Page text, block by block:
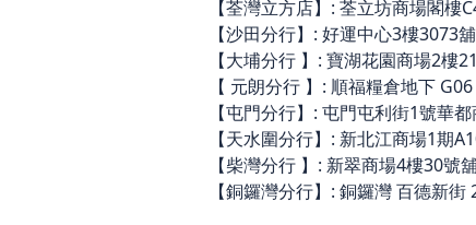
【荃灣立方店】: 荃立坊商場閣樓
【沙田分行】: 好運中心3樓3073
【大埔分行 】: 寶湖花園商場2樓
【 元朗分行 】: 順福糧倉地下
【屯門分行】: 屯門屯利街1號華
【天水圍分行】: 新北江商場1期
【柴灣分行 】: 新翠商場4樓30號
【銅鑼灣分行】: 銅鑼灣 百德新